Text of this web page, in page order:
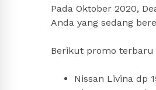
Pada Oktober 2020,
Anda yang sedang
Berikut promo terbaru
Nissan Livina dp